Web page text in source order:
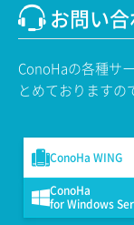
お問い
ConoHaの各種サ
とめておりますの
ConoHa WING
ConoHa
for Windows